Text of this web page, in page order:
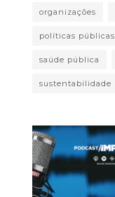
organizações
políticas públicas
saúde pública
sustentabilidade